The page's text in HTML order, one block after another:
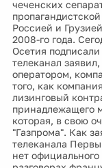
чеченских
Россией и
2008-го года.
Осетия
телеканал
оператором,
того, как
лизинговый
принадлежащего
которая, в свою
"Газпрома". Как
телеканала
нет